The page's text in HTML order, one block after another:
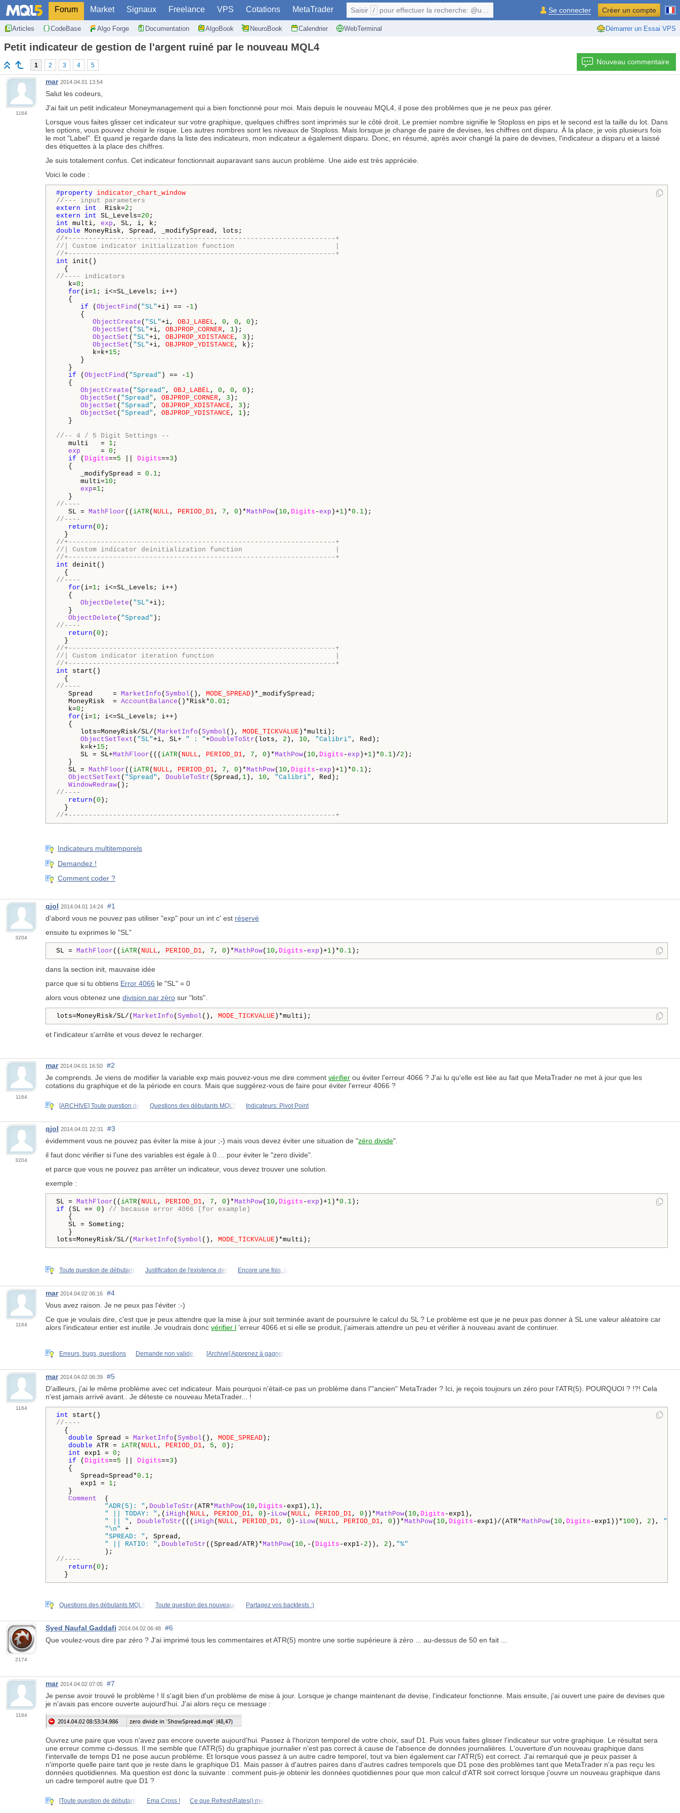
Forum Market Signaux Freelance VPS Cotations MetaTrader
Articles CodeBase Algo Forge Documentation AlgoBook NeuroBook Calendrier WebTerminal Démarrer un Essai VPS
Saisir / pour effectuer la recherche: @user, $symbol, ... Se connecter Créer un compte
Petit indicateur de gestion de l'argent ruiné par le nouveau MQL4
1 2 3 4 5 Nouveau commentaire
1164
mar 2014.04.01 13:54
Salut les codeurs,
J'ai fait un petit indicateur Moneymanagement qui a bien fonctionné pour moi. Mais depuis le nouveau MQL4, il pose des problèmes que je ne peux pas gérer.
Lorsque vous faites glisser cet indicateur sur votre graphique, quelques chiffres sont imprimés sur le côté droit. Le premier nombre signifie le Stoploss en pips et le second est la taille du lot. Dans
les options, vous pouvez choisir le risque. Les autres nombres sont les niveaux de Stoploss. Mais lorsque je change de paire de devises, les chiffres ont disparu. À la place, je vois plusieurs fois
le mot "Label". Et quand je regarde dans la liste des indicateurs, mon indicateur a également disparu. Donc, en résumé, après avoir changé la paire de devises, l'indicateur a disparu et a laissé
des étiquettes à la place des chiffres.
Je suis totalement confus. Cet indicateur fonctionnait auparavant sans aucun problème. Une aide est très appréciée.
Voici le code :
#property indicator_chart_window
//--- input parameters
extern
int Risk=2
extern
int SL_Levels=20
int multi, exp
double
//+------------------------------------------------------------------+
//| Custom indicator initialization function                         |
//+------------------------------------------------------------------+
int init()
//---- indicators
k=0 ;
for (i=1; i<=SL_Levels; i++)
{
if ( ObjectFind ( "SL"+i) == - 1 )
{
ObjectCreate ( "SL"+i, OBJ_LABEL , 0 , 0 , 0 );
ObjectSet ( "SL"+i, OBJPROP_CORNER, 1 );
ObjectSet ( "SL"+i, OBJPROP_XDISTANCE, 3 );
ObjectSet ( "SL"+i, OBJPROP_YDISTANCE, k);
k=k+15 ;
}
}
if ( ObjectFind ( "Spread" ) == - 1 )
{
ObjectCreate ( "Spread" , OBJ_LABEL , 0 , 0 , 0 );
ObjectSet ( "Spread" , OBJPROP_CORNER, 3 );
ObjectSet ( "Spread" , OBJPROP_XDISTANCE, 3 );
ObjectSet ( "Spread" , OBJPROP_YDISTANCE, 1 );
}
//-- 4 / 5 Digit Settings --
multi   = 1;
exp = 0 ;
if ( Digits==5 Digits==3 )
{
_modifySpread = 0.1;
multi=10 ;
exp=1;
//----
SL = MathFloor (( iATR( NULL , PERIOD_D1, 7 , 0 )*MathPow( 10 , Digits -exp )+1 )*0.1
//----
return ( 0 );
//+------------------------------------------------------------------+
//| Custom indicator deinitialization function                       |
//+------------------------------------------------------------------+
int deinit()
//----
for (i=1; i<=SL_Levels; i++)
{
ObjectDelete ( "SL"+i);
}
ObjectDelete ( "Spread"
//----
return ( 0 );
//+------------------------------------------------------------------+
//| Custom indicator iteration function                              |
//+------------------------------------------------------------------+
int start()
//----
Spread     = MarketInfo ( Symbol (), MODE_SPREAD )*_modifySpread;
MoneyRisk  = AccountBalance ()*Risk*0.01;
k=0 ;
for (i=1; i<=SL_Levels; i++)
{
lots=MoneyRisk/SL/( MarketInfo ( Symbol (), MODE_TICKVALUE )*multi);
ObjectSetText ( "SL"+i, SL+ " : "+DoubleToStr (lots, 2 ), 10 , "Calibri" , Red);
k=k+15 ;
SL = SL+MathFloor ((( iATR( NULL , PERIOD_D1, 7 , 0 )*MathPow( 10 , Digits -exp )+1 )*0.1 )/2 );
}
SL = MathFloor (( iATR( NULL , PERIOD_D1, 7 , 0 )*MathPow( 10 , Digits -exp )+1 )*0.1 );
ObjectSetText ( "Spread" , DoubleToStr (Spread, 1 ), 10 , "Calibri" , Red);
WindowRedraw
//----
return ( 0 );
//+------------------------------------------------------------------+
Indicateurs multitemporels
Demandez !
Comment coder ?
3204
qjol 2014.04.01 14:24
#1
d'abord vous ne pouvez pas utiliser "exp" pour un int c' est réservé
ensuite tu exprimes le "SL"
SL = MathFloor (( iATR( NULL , PERIOD_D1, 7 , 0 )* MathPow( 10 , Digits -exp )+1 )*0.1 );
dans la section init, mauvaise idée
parce que si tu obtiens Error 4066 le "SL" = 0
alors vous obtenez une division par zéro sur "lots".
lots=MoneyRisk/SL/( MarketInfo ( Symbol (), MODE_TICKVALUE )*multi);
et l'indicateur s'arrête et vous devez le recharger.
1164
mar 2014.04.01 16:50
#2
Je comprends. Je viens de modifier la variable exp mais pouvez-vous me dire comment vérifier ou éviter l'erreur 4066 ? J'ai lu qu'elle est liée au fait que MetaTrader ne met à jour que les
cotations du graphique et de la période en cours. Mais que suggérez-vous de faire pour éviter l'erreur 4066 ?
[ARCHIVE] Toute question de Questions des débutants MQL5 Indicateurs: Pivot Point
3204
qjol 2014.04.01 22:31
#3
évidemment vous ne pouvez pas éviter la mise à jour ;-) mais vous devez éviter une situation de "zéro divide".
il faut donc vérifier si l'une des variables est égale à 0.... pour éviter le "zero divide".
et parce que vous ne pouvez pas arrêter un indicateur, vous devez trouver une solution.
exemple :
SL = MathFloor (( iATR( NULL , PERIOD_D1, 7 , 0 )* MathPow( 10 , Digits -exp )+1 )*0.1
if (SL == 0 ) // because error 4066 (for example)
{
SL = Someting;
}
lots=MoneyRisk/SL/( MarketInfo ( Symbol (), MODE_TICKVALUE )*multi);
Toute question de débutant, Justification de l'existence des Encore une fois, à
1164
mar 2014.04.02 06:16
#4
Vous avez raison. Je ne peux pas l'éviter :-)
Ce que je voulais dire, c'est que je peux attendre que la mise à jour soit terminée avant de poursuivre le calcul du SL ? Le problème est que je ne peux pas donner à SL une valeur aléatoire car
alors l'indicateur entier est inutile. Je voudrais donc vérifier l 'erreur 4066 et si elle se produit, j'aimerais attendre un peu et vérifier à nouveau avant de continuer.
Erreurs, bugs, questions Demande non valide - [Archive] Apprenez à gagner
1164
mar 2014.04.02 06:39
#5
D'ailleurs, j'ai le même problème avec cet indicateur. Mais pourquoi n'était-ce pas un problème dans l'"ancien" MetaTrader ? Ici, je reçois toujours un zéro pour l'ATR(5). POURQUOI ? !?! Cela
n'est jamais arrivé avant.. Je déteste ce nouveau MetaTrader... !
int
//----
{
double Spread = MarketInfo ( Symbol (), MODE_SPREAD );
double ATR = iATR( NULL , PERIOD_D1, 5 , 0 );
int exp1 = 0 ;
if ( Digits==5 Digits==3 )
{
Spread=Spread*0.1;
exp1 = 1;
}
Comment (
"ADR(5): " , DoubleToStr (ATR*MathPow( 10 , Digits -exp1), 1 ),
" || TODAY: " ,( iHigh ( NULL , PERIOD_D1, 0 )- iLow( NULL , PERIOD_D1, 0 ))*MathPow( 10 , Digits -exp1),
" || " , DoubleToStr ((( iHigh ( NULL , PERIOD_D1, 0 )- iLow( NULL , PERIOD_D1, 0 ))*MathPow( 10 , Digits -exp1)/(ATR*MathPow( 10 , Digits -exp1))* 100 ), 2 ), "%"
"\n"
+
"SPREAD: " , Spread,
" || RATIO: " , DoubleToStr ((Spread/ATR)*MathPow( 10 ,-( Digits -exp1- 2 )), 2 ), "%"
//----
return ( 0 );
}
Questions des débutants MQL5 Toute question des nouveaux Partagez vos backtests :)
2174
Syed Naufal Gaddafi 2014.04.02 06:48
#6
Que voulez-vous dire par zéro ? J'ai imprimé tous les commentaires et ATR(5) montre une sortie supérieure à zéro ... au-dessus de 50 en fait ...
1164
mar 2014.04.02 07:05
#7
Je pense avoir trouvé le problème ! Il s'agit bien d'un problème de mise à jour. Lorsque je change maintenant de devise, l'indicateur fonctionne. Mais ensuite, j'ai ouvert une paire de devises que
je n'avais pas encore ouverte aujourd'hui. J'ai alors reçu ce message :
Ouvrez une paire que vous n'avez pas encore ouverte aujourd'hui. Passez à l'horizon temporel de votre choix, sauf D1. Puis vous faites glisser l'indicateur sur votre graphique. Le résultat sera
une erreur comme ci-dessus. Il me semble que l'ATR(5) du graphique journalier n'est pas correct à cause de l'absence de données journalières. L'ouverture d'un nouveau graphique dans
l'intervalle de temps D1 ne pose aucun problème. Et lorsque vous passez à un autre cadre temporel, tout va bien également car l'ATR(5) est correct. J'ai remarqué que je peux passer à
n'importe quelle paire tant que je reste dans le graphique D1. Mais passer à d'autres paires dans d'autres cadres temporels que D1 pose des problèmes tant que MetaTrader n'a pas reçu les
données quotidiennes. Ma question est donc la suivante : comment puis-je obtenir les données quotidiennes pour que mon calcul d'ATR soit correct lorsque j'ouvre un nouveau graphique dans
un cadre temporel autre que D1 ?
[Toute question de débutant, Ema Cross ! Ce que RefreshRates() met